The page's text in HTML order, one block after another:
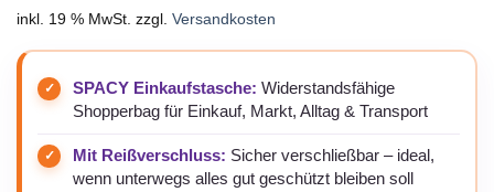
41,95 €
ist:
39,95 €.
inkl. 19 % MwSt. zzgl. Versandkosten
SPACY Einkaufstasche: Widerstandsfähige
Shopperbag für Einkauf, Markt, Alltag & Transport
Mit Reißverschluss: Sicher verschließbar – ideal,
wenn unterwegs alles gut geschützt bleiben soll